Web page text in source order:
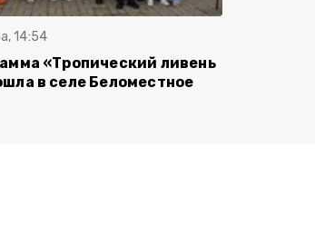
14:54
«Тропический ливень
в селе Беломестное